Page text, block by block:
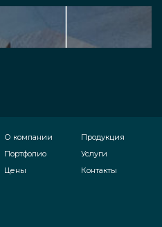
О компании
Портфолио
Цены
Продукция
Услуги
Контакты